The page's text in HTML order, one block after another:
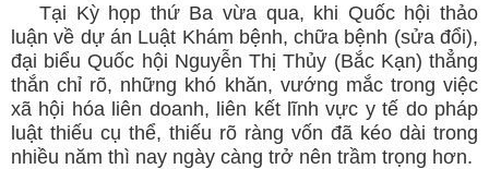
Tại Kỳ họp thứ Ba vừa qua, khi Quốc hội thảo
luận về dự án Luật Khám bệnh, chữa bệnh (sửa đổi),
đại biểu Quốc hội Nguyễn Thị Thủy (Bắc Kạn) thẳng
thắn chỉ rõ, những khó khăn, vướng mắc trong việc
xã hội hóa liên doanh, liên kết lĩnh vực y tế do pháp
luật thiếu cụ thể, thiếu rõ ràng vốn đã kéo dài trong
nhiều năm thì nay ngày càng trở nên trầm trọng hơn.